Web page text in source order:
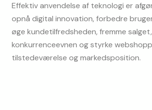
Effektiv anvendelse af teknologi er
opnå digital innovation, forbedre
øge kundetilfredsheden, fremme
konkurrenceevnen og styrke
tilstedeværelse og markedsposition.